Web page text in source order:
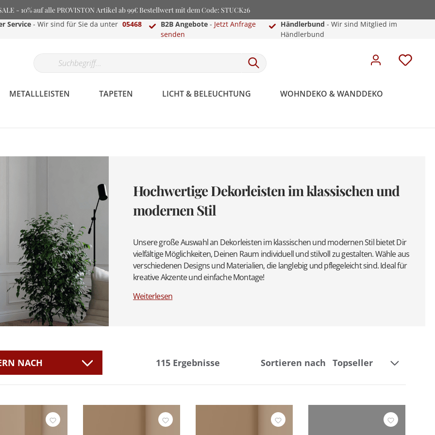
- 10% auf alle PROVISTON Artikel ab 99€ Bestellwert mit dem Code: STUCK26
Service - Wir sind für Sie da unter 05468
B2B Angebote- Jetzt Anfrage
senden
Händlerbund - Wir sind Mitglied im
Händlerbund
METALLLEISTEN TAPETEN LICHT & BELEUCHTUNG WOHNDEKO & WANDDEKO
Hochwertige Dekorleisten im klassischen und
modernen Stil
Unsere große Auswahl an Dekorleisten im klassischen und modernen Stil bietet Dir
vielfältige Möglichkeiten, Deinen Raum individuell und stilvoll zu gestalten. Wähle aus
verschiedenen Designs und Materialien, die langlebig und pflegeleicht sind. Ideal für
kreative Akzente und einfache Montage!
Weiterlesen
NACH 115 Ergebnisse
Höhe
Sortieren nach